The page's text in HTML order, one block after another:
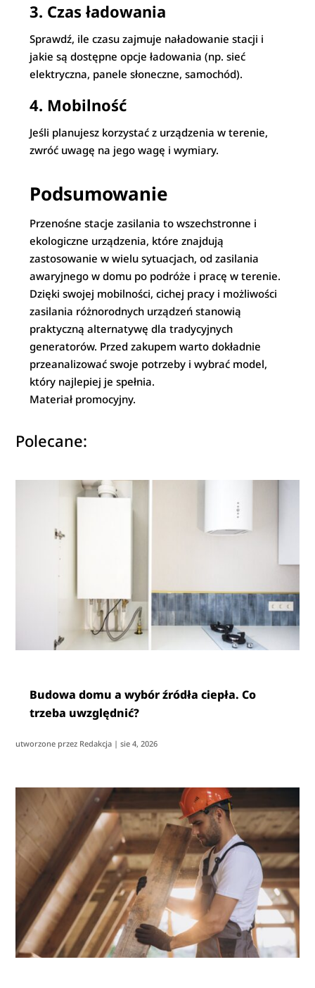
3. Czas ładowania
Sprawdź, ile czasu zajmuje naładowanie stacji i
jakie są dostępne opcje ładowania (np. sieć
elektryczna, panele słoneczne, samochód).
4. Mobilność
Jeśli planujesz korzystać z urządzenia w terenie,
zwróć uwagę na jego wagę i wymiary.
Podsumowanie
Przenośne stacje zasilania to wszechstronne i
ekologiczne urządzenia, które znajdują
zastosowanie w wielu sytuacjach, od zasilania
awaryjnego w domu po podróże i pracę w terenie.
Dzięki swojej mobilności, cichej pracy i możliwości
zasilania różnorodnych urządzeń stanowią
praktyczną alternatywę dla tradycyjnych
generatorów. Przed zakupem warto dokładnie
przeanalizować swoje potrzeby i wybrać model,
który najlepiej je spełnia.
Materiał promocyjny.
Polecane:
Budowa domu a wybór źródła ciepła. Co
trzeba uwzględnić?
utworzone przez Redakcja |sie 4, 2026